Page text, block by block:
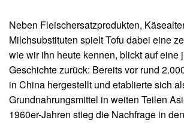
Neben Fleischersatzprodukten,
Milchsubstituten spielt Tofu dabei eine
wie wir ihn heute kennen, blickt auf eine
Geschichte zurück: Bereits vor rund
in China hergestellt und etablierte sich
Grundnahrungsmittel in weiten Teilen
1960er-Jahren stieg die Nachfrage in